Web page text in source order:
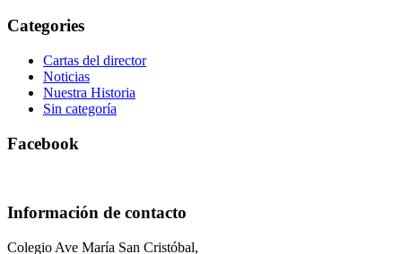
Categories
Cartas del director
Noticias
Nuestra Historia
Sin categoría
Facebook
Información de contacto
Colegio Ave María San Cristóbal,